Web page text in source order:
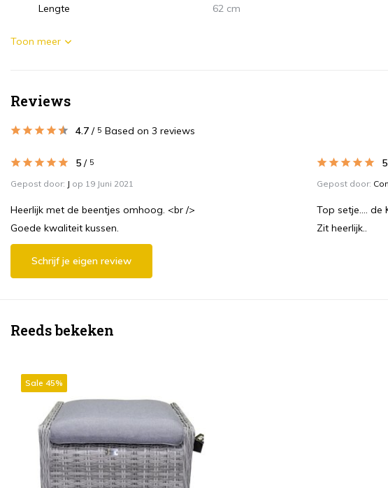
Lengte 62 cm
Toon meer
Reviews
4.7 / 5 Based on 3 reviews
5 / 5
Gepost door: J op 19 Juni 2021
Heerlijk met de beentjes omhoog. <br />
Goede kwaliteit kussen.
5
Gepost door:
Top setje.... de
Zit heerlijk..
Schrijf je eigen review
Reeds bekeken
Sale 45%